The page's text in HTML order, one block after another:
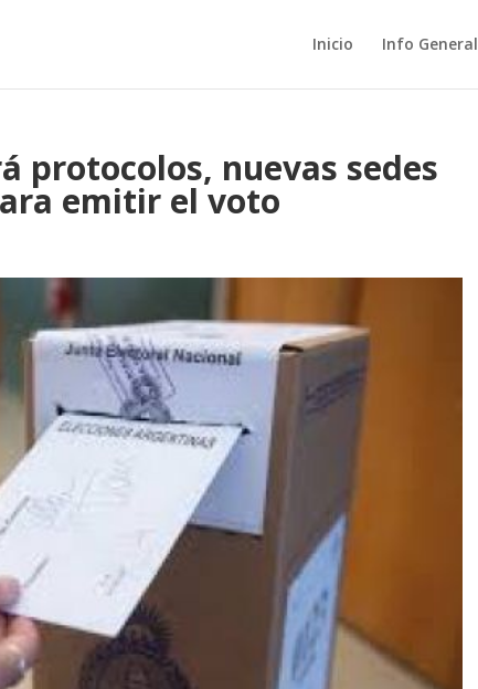
Inicio Info General
protocolos, nuevas sedes
emitir el voto